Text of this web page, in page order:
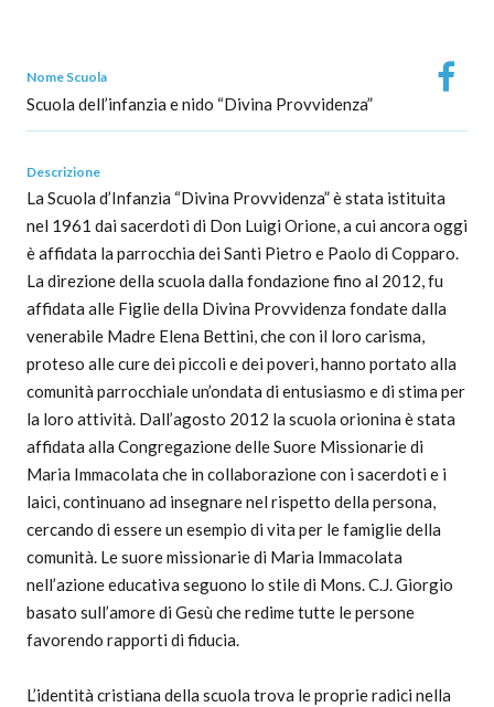
Nome Scuola
Scuola dell’infanzia e nido “Divina Provvidenza”
Descrizione
La Scuola d’Infanzia “Divina Provvidenza” è stata istituita
nel 1961 dai sacerdoti di Don Luigi Orione, a cui ancora oggi
è affidata la parrocchia dei Santi Pietro e Paolo di Copparo.
La direzione della scuola dalla fondazione fino al 2012, fu
affidata alle Figlie della Divina Provvidenza fondate dalla
venerabile Madre Elena Bettini, che con il loro carisma,
proteso alle cure dei piccoli e dei poveri, hanno portato alla
comunità parrocchiale un’ondata di entusiasmo e di stima per
la loro attività. Dall’agosto 2012 la scuola orionina è stata
affidata alla Congregazione delle Suore Missionarie di
Maria Immacolata che in collaborazione con i sacerdoti e i
laici, continuano ad insegnare nel rispetto della persona,
cercando di essere un esempio di vita per le famiglie della
comunità. Le suore missionarie di Maria Immacolata
nell’azione educativa seguono lo stile di Mons. C.J. Giorgio
basato sull’amore di Gesù che redime tutte le persone
favorendo rapporti di fiducia.
L’identità cristiana della scuola trova le proprie radici nella